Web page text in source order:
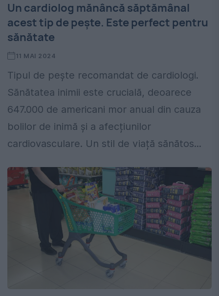
Un cardiolog mănâncă săptămânal
acest tip de pește. Este perfect pentru
sănătate
11 MAI 2024
Tipul de pește recomandat de cardiologi.
Sănătatea inimii este crucială, deoarece
647.000 de americani mor anual din cauza
bolilor de inimă și a afecțiunilor
cardiovasculare. Un stil de viață sănătos...